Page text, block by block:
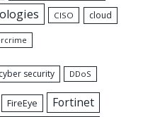
CISO cloud
cyber security DDoS
FireEye Fortinet